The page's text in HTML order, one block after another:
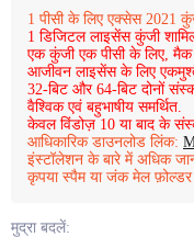
1 पीसी के लिए एक्सेस 2021
1 डिजिटल लाइसेंस कुंजी
एक कुंजी एक पीसी के लिए, मैक
आजीवन लाइसेंस के लिए
32-बिट और 64-बिट दोनों
वैश्विक एवं बहुभाषीय समर्थित.
केवल विंडोज़ 10 या बाद के
आधिकारिक डाउनलोड लिंक:
इंस्टॉलेशन के बारे में अधिक
कृपया स्पैम या जंक मेल
मुद्रा बदलें: